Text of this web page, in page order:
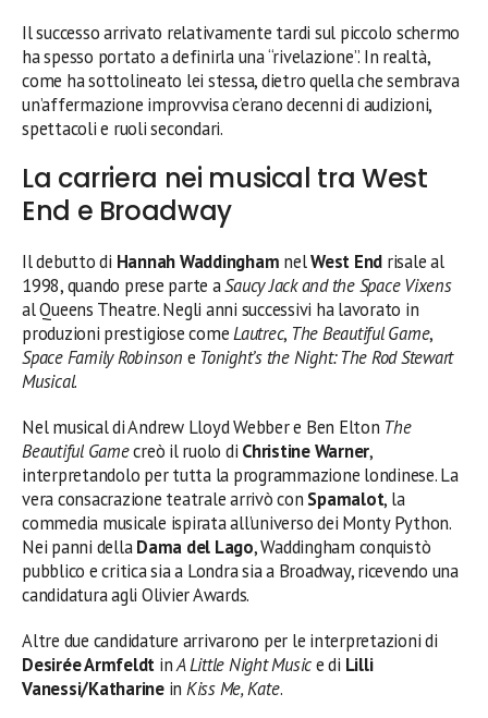
Il successo arrivato relativamente tardi sul piccolo schermo
ha spesso portato a definirla una “rivelazione”. In realtà,
come ha sottolineato lei stessa, dietro quella che sembrava
un’affermazione improvvisa c’erano decenni di audizioni,
spettacoli e ruoli secondari.
La carriera nei musical tra West
End e Broadway
Il debutto di Hannah Waddingham nelWest End risale al
1998, quando prese parte aSaucy Jack and the Space Vixens
al Queens Theatre. Negli anni successivi ha lavorato in
produzioni prestigiose comeLautrec, The Beautiful Game,
Space Family Robinson e Tonight’s the Night: The Rod Stewart
Musical.
Nel musical di Andrew Lloyd Webber e Ben Elton The
Beautiful Gamecreò il ruolo di Christine Warner,
interpretandolo per tutta la programmazione londinese. La
vera consacrazione teatrale arrivò con Spamalot, la
commedia musicale ispirata all’universo dei Monty Python.
Nei panni dellaDama del Lago, Waddingham conquistò
pubblico e critica sia a Londra sia a Broadway, ricevendo una
candidatura agli Olivier Awards.
Altre due candidature arrivarono per le interpretazioni di
Desirée Armfeldt inA Little Night Musice di Lilli
Vanessi/Katharinein Kiss Me, Kate.